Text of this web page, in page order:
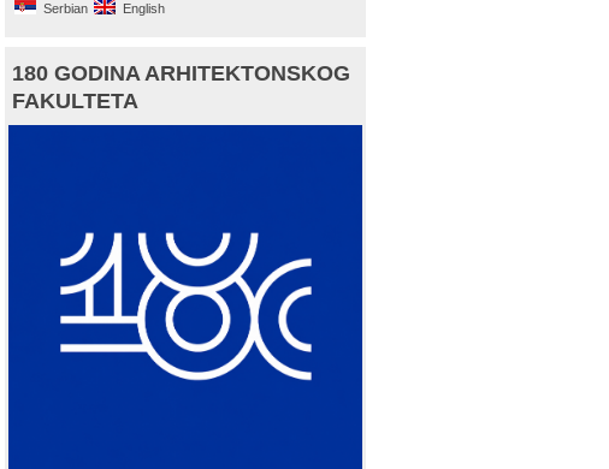
Serbian English
180 GODINA ARHITEKTONSKOG
FAKULTETA